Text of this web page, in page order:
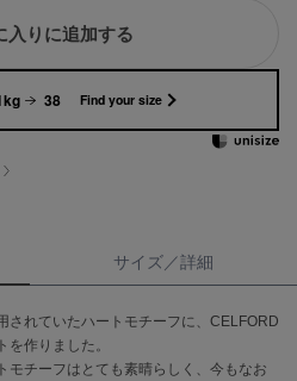
入りに追加する
38 Find your size
サイズ／詳細
されていたハートモチーフに、CELFORD
作りました。
モチーフはとても素晴らしく、今もなお